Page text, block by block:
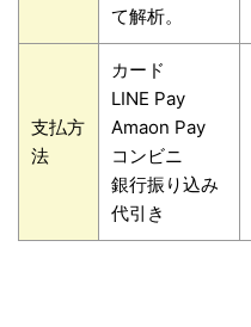
て解析。
支払方
法
カード
LINE Pay
Amaon Pay
コンビニ
銀行振り込み
代引き